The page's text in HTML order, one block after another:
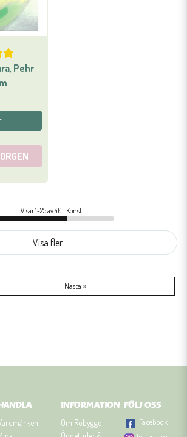
Pehr
Visar 1-25 av 40 i Konst
Visa fler ...
Nästa »
INFORMATION
Om Robygge
FÖLJ OSS
Facebook